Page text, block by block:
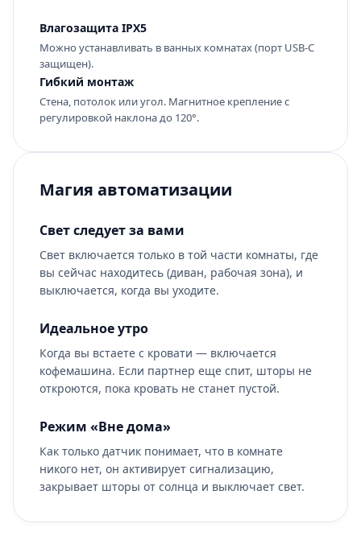
Влагозащита IPX5
Можно устанавливать в ванных комнатах (порт USB-C
защищен).
Гибкий монтаж
Стена, потолок или угол. Магнитное крепление с
регулировкой наклона до 120°.
Магия автоматизации
Свет следует за вами
Свет включается только в той части комнаты, где
вы сейчас находитесь (диван, рабочая зона), и
выключается, когда вы уходите.
Идеальное утро
Когда вы встаете с кровати — включается
кофемашина. Если партнер еще спит, шторы не
откроются, пока кровать не станет пустой.
Режим «Вне дома»
Как только датчик понимает, что в комнате
никого нет, он активирует сигнализацию,
закрывает шторы от солнца и выключает свет.